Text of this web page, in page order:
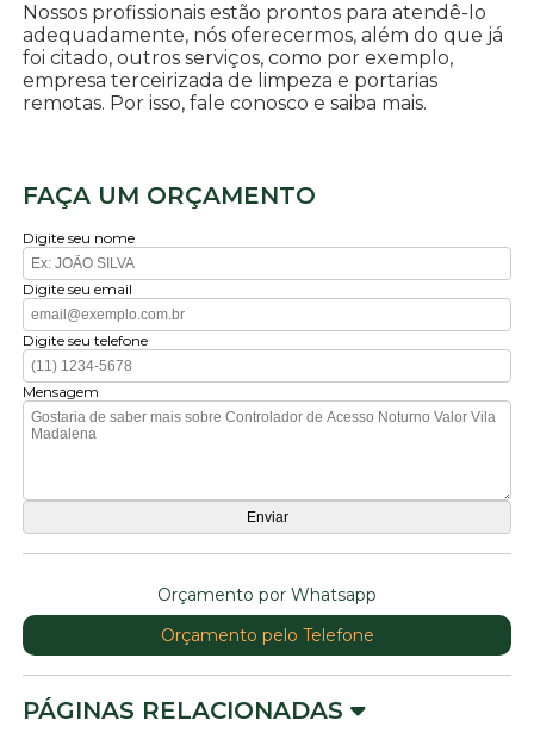
Nossos profissionais estão prontos para atendê-lo
adequadamente, nós oferecermos, além do que já
foi citado, outros serviços, como por exemplo,
empresa terceirizada de limpeza e portarias
remotas. Por isso, fale conosco e saiba mais.
FAÇA UM ORÇAMENTO
Digite seu nome
Digite seu email
Digite seu telefone
Mensagem
Orçamento por Whatsapp
Orçamento pelo Telefone
PÁGINAS RELACIONADAS